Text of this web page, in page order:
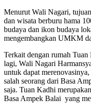
Menurut Wali Nagari,
dan wisata berburu hama
budaya dan ikon budaya
mengembangkan UMKM
Terkait dengan rumah
lagi, Wali Nagari
untuk dapat
salah seorang dari Basa
saja. Tuan Kadhi
Basa Ampek Balai yang